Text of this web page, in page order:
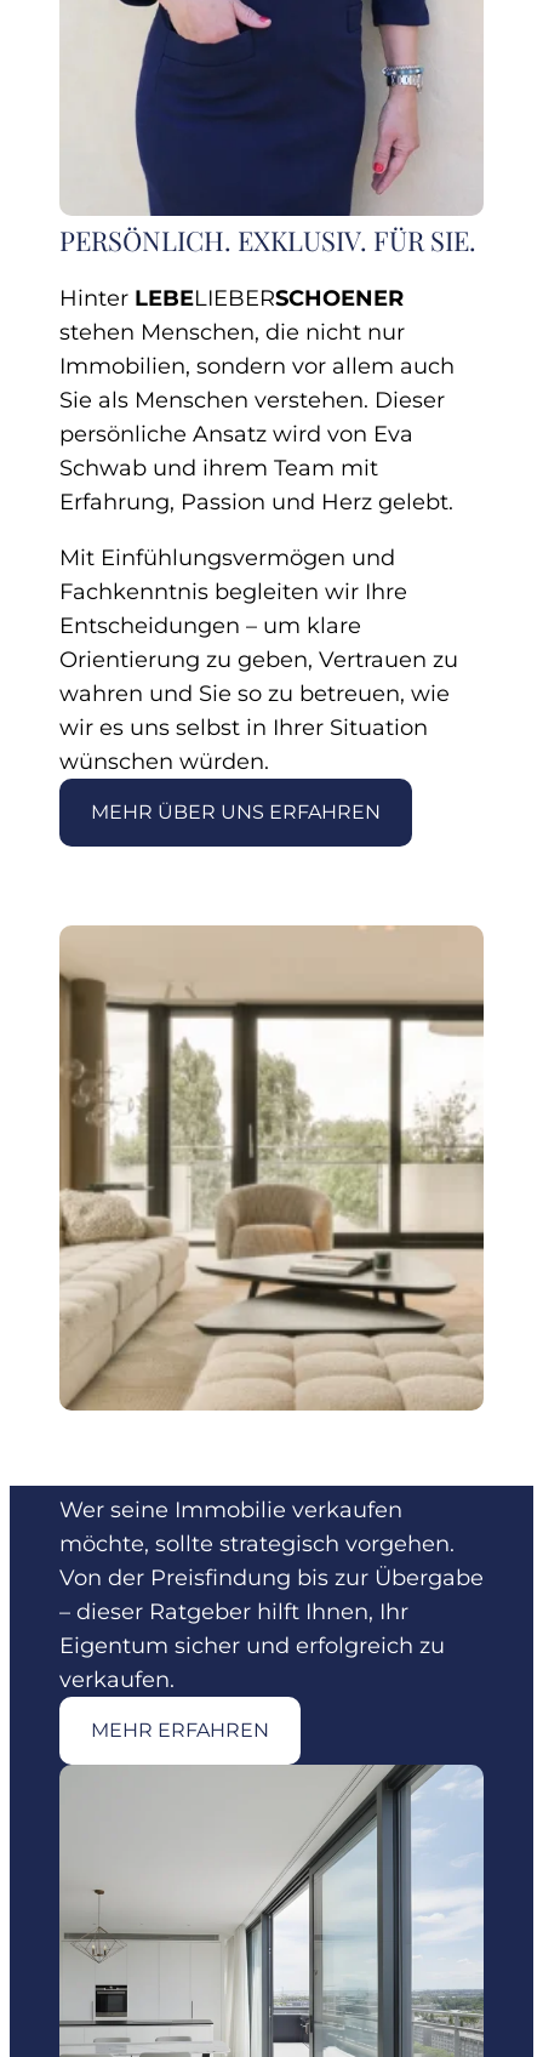
PERSÖNLICH. EXKLUSIV. FÜR SIE.
Hinter LEBELIEBERSCHOENER
stehen Menschen, die nicht nur
Immobilien, sondern vor allem auch
Sie als Menschen verstehen. Dieser
persönliche Ansatz wird von Eva
Schwab und ihrem Team mit
Erfahrung, Passion und Herz gelebt.
Mit Einfühlungsvermögen und
Fachkenntnis begleiten wir Ihre
Entscheidungen – um klare
Orientierung zu geben, Vertrauen zu
wahren und Sie so zu betreuen, wie
wir es uns selbst in Ihrer Situation
wünschen würden.
MEHR ÜBER UNS ERFAHREN
Wer seine Immobilie verkaufen
möchte, sollte strategisch vorgehen.
Von der Preisfindung bis zur Übergabe
– dieser Ratgeber hilft Ihnen, Ihr
Eigentum sicher und erfolgreich zu
verkaufen.
MEHR ERFAHREN